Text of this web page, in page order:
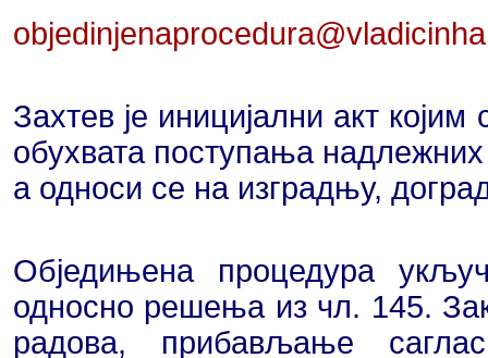
Захтев је иницијални акт
обухвата поступања
а односи се на изградњу,
Обједињена процедура
односно решења из чл. 145.
радова, прибављање